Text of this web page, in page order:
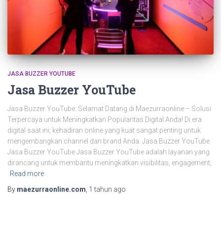
JASA BUZZER YOUTUBE
Jasa Buzzer YouTube
Jasa Buzzer YouTube. Selamat Datang di Maezurraonline – Solusi
Terpercaya untuk Meningkatkan Popularitas Digital Anda! Di era
digital saat ini, kehadiran online yang kuat sangat penting untuk
mengembangkan channel dan brand Anda. Jasa Buzzer YouTube
Jasa Buzzer YouTube Jasa Buzzer YouTube adalah layanan yang
dirancang untuk membantu meningkatkan visibilitas, engagement,
Read more
By maezurraonline.com 1 tahun ago